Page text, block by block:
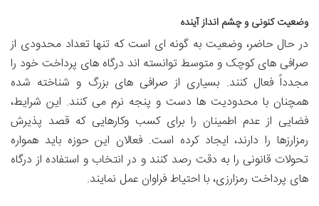
وضعیت کنونی و چشم انداز آینده
در حال حاضر، وضعیت به گونه ای است که تنها تعداد محدودی از
صرافی های کوچک و متوسط توانسته اند درگاه های پرداخت خود را
مجدداً فعال کنند. بسیاری از صرافی های بزرگ و شناخته شده
همچنان با محدودیت ها دست و پنجه نرم می کنند. این شرایط،
فضایی از عدم اطمینان را برای کسب وکارهایی که قصد پذیرش
رمزارزها را دارند، ایجاد کرده است. فعالان این حوزه باید همواره
تحولات قانونی را به دقت رصد کنند و در انتخاب و استفاده از درگاه
های پرداخت رمزارزی، با احتیاط فراوان عمل نمایند.